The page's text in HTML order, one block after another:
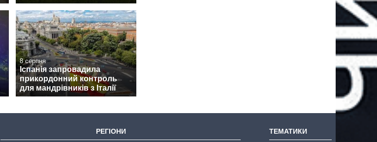
8 серпня
Іспанія запровадила
прикордонний контроль
для мандрівників з Італії
РЕГІОНИ ТЕМАТИКИ